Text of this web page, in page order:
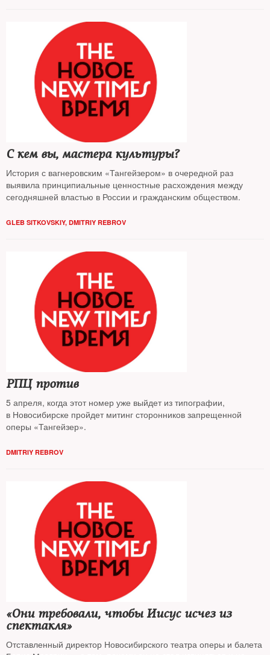
С кем вы, мастера культуры?
История с вагнеровским «Тангейзером» в очередной раз
выявила принципиальные ценностные расхождения между
сегодняшней властью в России и гражданским обществом.
GLEB SITKOVSKIY, DMITRIY REBROV
РПЦ против
5 апреля, когда этот номер уже выйдет из типографии,
в Новосибирске пройдет митинг сторонников запрещенной
оперы «Тангейзер».
DMITRIY REBROV
«Они требовали, чтобы Иисус исчез из
спектакля»
Отставленный директор Новосибирского театра оперы и балета